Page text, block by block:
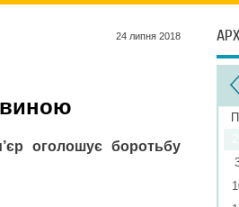
24 липня 2018
оголошує боротьбу